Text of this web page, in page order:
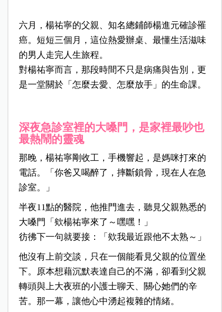
六月，楊祐寧的父親、知名總鋪師楊進元確診罹
癌。短短三個月，這位熱愛辦桌、最懂生活滋味
的男人走完人生旅程。
對楊祐寧而言，那段時間不只是病痛與告別，更
是一堂關於「怎麼去愛、怎麼放手」的生命課。
深夜急診室裡的大嗓門，是家裡最吵也
最熱鬧的靈魂
那晚，楊祐寧剛收工，手機響起，是媽咪打來的
電話。「你爸又喝醉了，摔斷鎖骨，現在人在急
診室。」
半夜11點的醫院，他推門進去，聽見父親熟悉的
大嗓門「欸楊祐寧來了～嘿嘿！」
彷彿下一句就要接：「欸我最近跟他不太熟～」
他沒有上前交談，只在一個能看見父親的位置坐
下。原本想藉沉默表達自己的不滿，卻看到父親
轉頭與上大夜班的小護士聊天、關心她們的辛
苦。那一幕，讓他心中湧起複雜的情緒。